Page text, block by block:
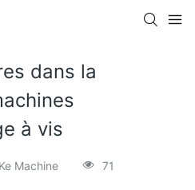
dans la
à vis
Machine 71